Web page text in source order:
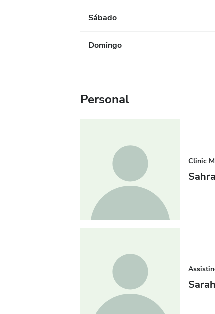
Sábado
Domingo
Personal
Clinic